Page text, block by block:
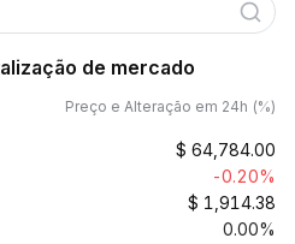
de mercado
Preço e Alteração em 24h (%)
$ 64,784.00
-0.20%
$ 1,914.38
0.00%